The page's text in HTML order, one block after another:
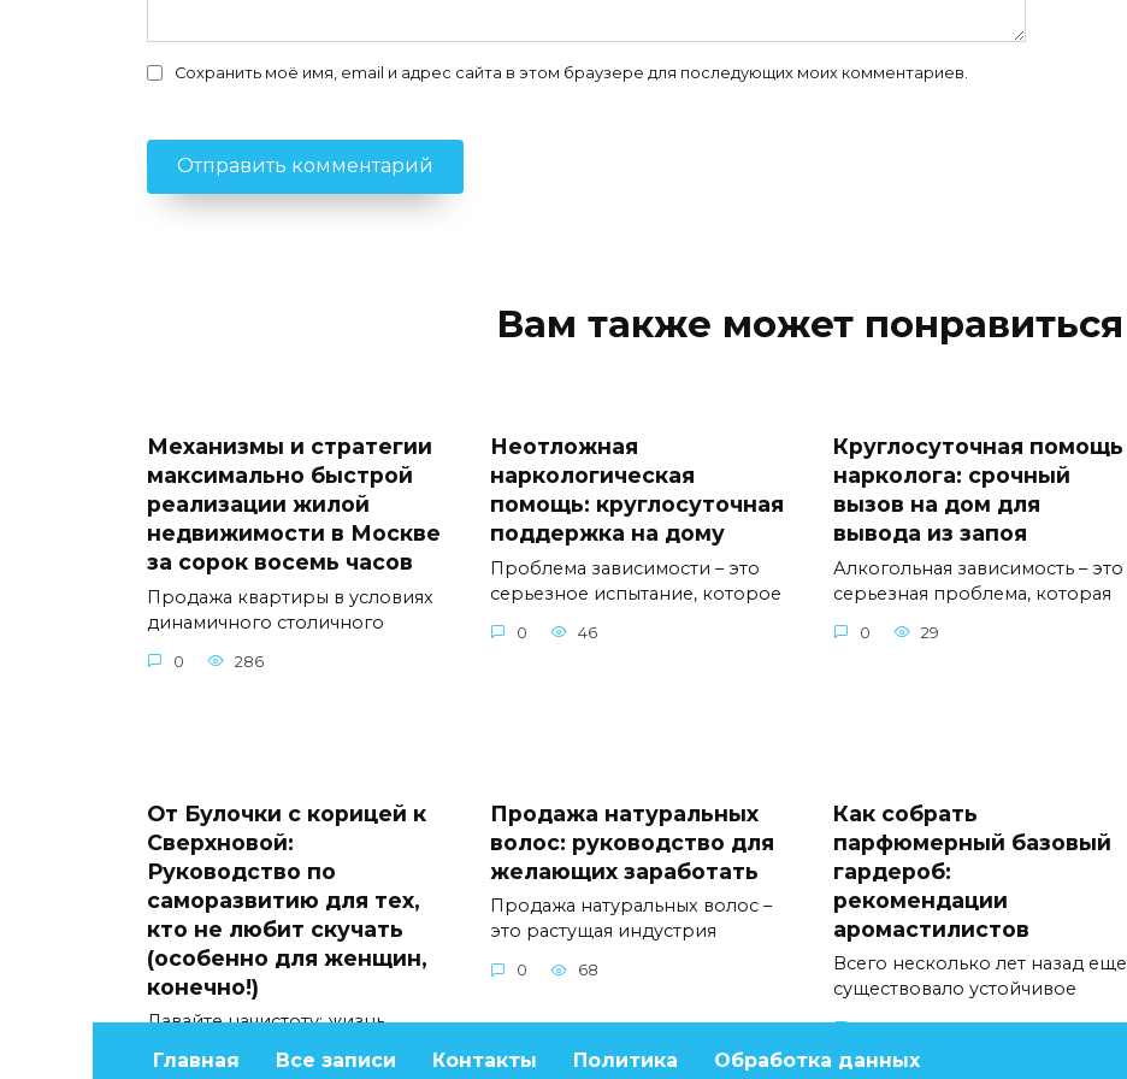
Сохранить моё имя, email и адрес сайта в этом браузере для последующих моих комментариев.
Вам также может понравиться
Механизмы и стратегии
максимально быстрой
реализации жилой
недвижимости в Москве
за сорок восемь часов
Продажа квартиры в условиях
динамичного столичного
0 286
Неотложная
наркологическая
помощь: круглосуточная
поддержка на дому
Проблема зависимости – это
серьезное испытание, которое
0 46
Круглосуточная помощь
нарколога: срочный
вызов на дом для
вывода из запоя
Алкогольная зависимость – это
серьезная проблема, которая
0 29
От Булочки с корицей к
Сверхновой:
Руководство по
саморазвитию для тех,
кто не любит скучать
(особенно для женщин,
конечно!)
Давайте начистоту: жизнь
Продажа натуральных
волос: руководство для
желающих заработать
Продажа натуральных волос –
это растущая индустрия
0 68
Как собрать
парфюмерный базовый
гардероб:
рекомендации
аромастилистов
Всего несколько лет назад еще
существовало устойчивое
0 47
Главная Все записи Контакты Политика Обработка данных